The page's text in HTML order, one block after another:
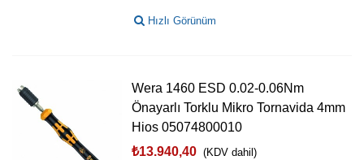
Hızlı Görünüm
Wera 1460 ESD 0.02-0.06Nm
Önayarlı Torklu Mikro Tornavida 4mm
Hios 05074800010
₺13.940,40 (KDV dahil)